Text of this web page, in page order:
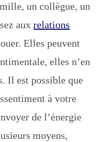
un collègue, un
auxrelations
Elles peuvent
elles n’en
Il est possible que
à votre
de l’énergie
moyens,